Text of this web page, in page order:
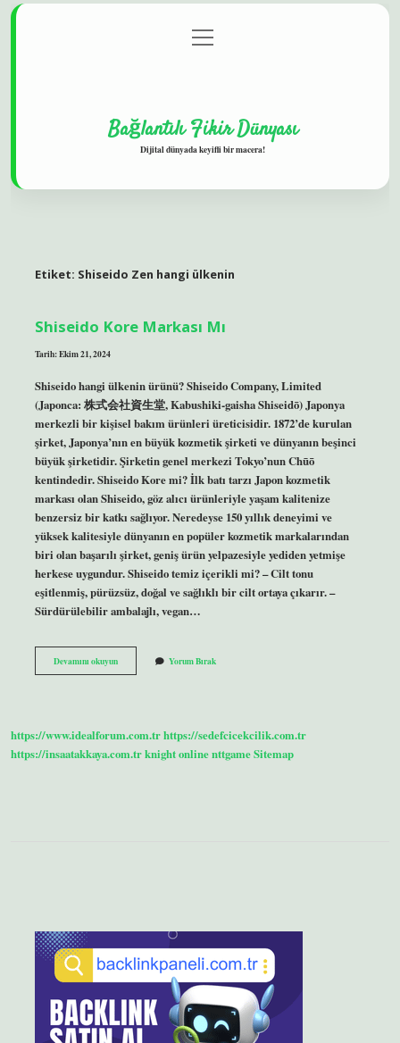
Gizlilik Politikası
menüyü
aç
Bağlantılı Fikir Dünyası
Dijital dünyada keyifli bir macera!
Etiket: Shiseido Zen hangi ülkenin
Shiseido Kore Markası Mı
Tarih: Ekim 21, 2024
Shiseido hangi ülkenin ürünü? Shiseido Company, Limited
(Japonca: 株式会社資生堂, Kabushiki-gaisha Shiseidō) Japonya
merkezli bir kişisel bakım ürünleri üreticisidir. 1872’de kurulan
şirket, Japonya’nın en büyük kozmetik şirketi ve dünyanın beşinci
büyük şirketidir. Şirketin genel merkezi Tokyo’nun Chūō
kentindedir. Shiseido Kore mi? İlk batı tarzı Japon kozmetik
markası olan Shiseido, göz alıcı ürünleriyle yaşam kalitenize
benzersiz bir katkı sağlıyor. Neredeyse 150 yıllık deneyimi ve
yüksek kalitesiyle dünyanın en popüler kozmetik markalarından
biri olan başarılı şirket, geniş ürün yelpazesiyle yediden yetmişe
herkese uygundur. Shiseido temiz içerikli mi? – Cilt tonu
eşitlenmiş, pürüzsüz, doğal ve sağlıklı bir cilt ortaya çıkarır. –
Sürdürülebilir ambalajlı, vegan…
Devamını okuyunShiseido
Kore
Yorum Bırak
https://www.idealforum.com.trhttps://sedefcicekcilik.com.tr
https://insaatakkaya.com.trknight onlinenttgameSitemap